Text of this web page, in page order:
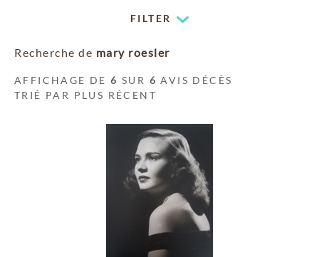
FILTER
Recherche de mary roesler
AFFICHAGE DE6 SUR 6 AVIS DÉCÈS
TRIÉ PAR PLUS RÉCENT